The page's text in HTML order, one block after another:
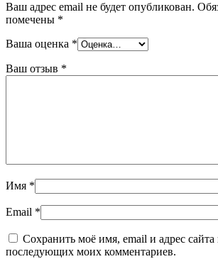
Ваш адрес email не будет опубликован.
помечены *
Ваша оценка *
Ваш отзыв *
Имя *
Email *
Сохранить моё имя, email и адрес сайта
последующих моих комментариев.